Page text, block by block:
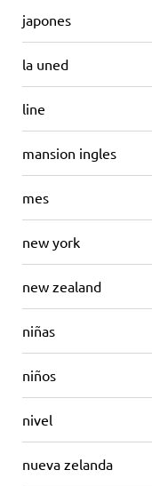
japones
la uned
line
mansion ingles
mes
new york
new zealand
niñas
niños
nivel
nueva zelanda